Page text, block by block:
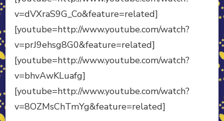
v=dVXraS9G_Co&feature=related]
[youtube=http://www.youtube.com/watch?
v=prJ9ehsg8G0&feature=related]
[youtube=http://www.youtube.com/watch?
v=bhvAwKLuafg]
[youtube=http://www.youtube.com/watch?
v=8OZMsChTmYg&feature=related]